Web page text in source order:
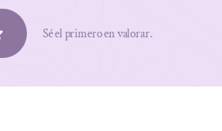
Sé el primero en valorar.